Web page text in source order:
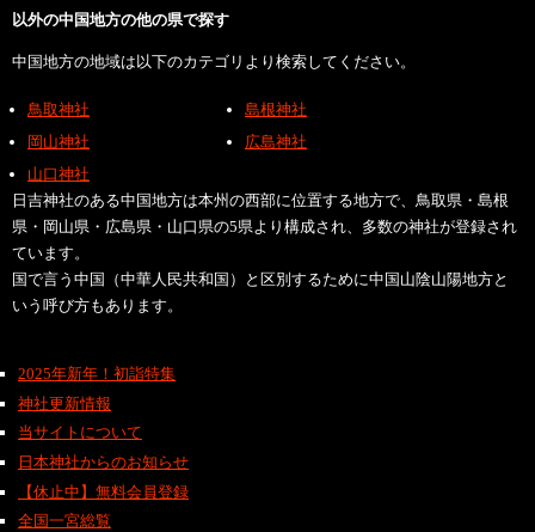
以外の中国地方の他の県で探す
中国地方の地域は以下のカテゴリより検索してください。
鳥取神社
島根神社
岡山神社
広島神社
山口神社
日吉神社のある中国地方は本州の西部に位置する地方で、鳥取県・島根
県・岡山県・広島県・山口県の5県より構成され、多数の神社が登録され
ています。
国で言う中国（中華人民共和国）と区別するために中国山陰山陽地方と
いう呼び方もあります。
2025年新年！初詣特集
神社更新情報
当サイトについて
日本神社からのお知らせ
【休止中】無料会員登録
全国一宮総覧